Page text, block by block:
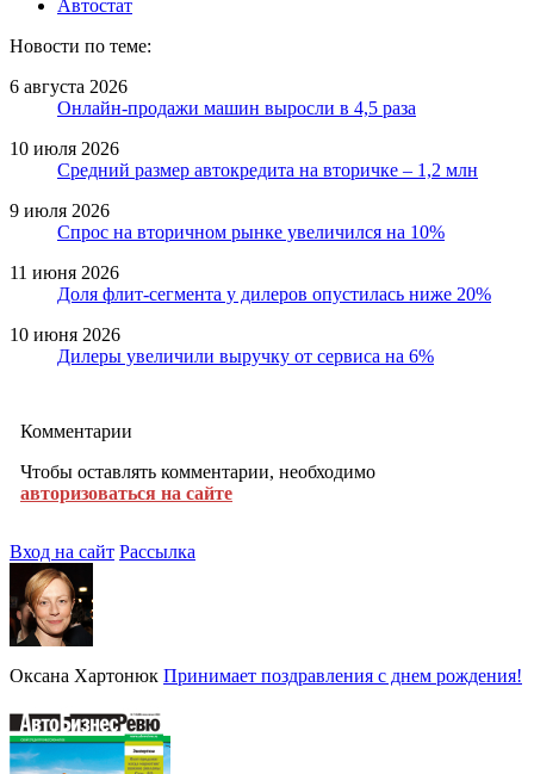
Автостат
Новости по теме:
6 августа 2026
Онлайн-продажи машин выросли в 4,5 раза
10 июля 2026
Средний размер автокредита на вторичке – 1,2 млн
9 июля 2026
Спрос на вторичном рынке увеличился на 10%
11 июня 2026
Доля флит-сегмента у дилеров опустилась ниже 20%
10 июня 2026
Дилеры увеличили выручку от сервиса на 6%
Комментарии
Чтобы оставлять комментарии, необходимо
авторизоваться на сайте
Вход на сайт Рассылка
Оксана Хартонюк Принимает поздравления с днем рождения!